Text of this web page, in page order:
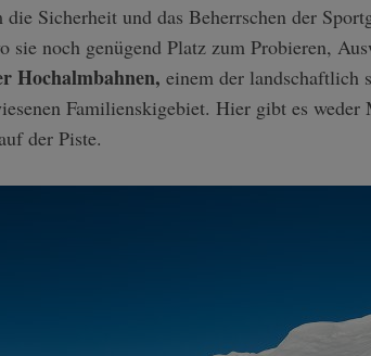
Sicherheit und das Beherrschen der
sie noch genügend Platz zum Probieren,
Hochalmbahnen, einem der landschaftlich
Familienskigebiet. Hier gibt es weder
der Piste.